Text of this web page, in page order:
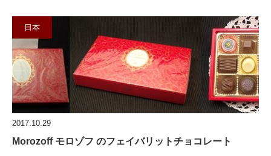
日本
2017.10.29
Morozoff モロゾフ のフェイバリットチョコレート